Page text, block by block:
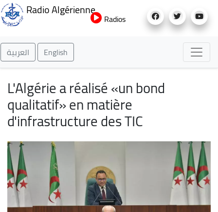
au
Radio Algérienne
Radios
العربية English
L'Algérie a réalisé «un bond
qualitatif» en matière
d'infrastructure des TIC